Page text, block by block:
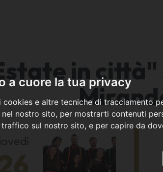
a cuore la tua privacy
cookies e altre tecniche di tracciamento
nel nostro sito, per mostrarti contenuti
sul nostro sito, e per capire da
in